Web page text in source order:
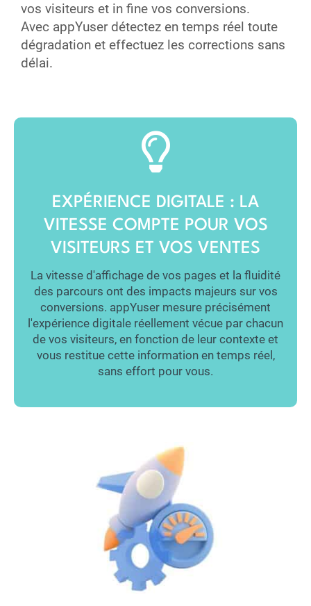
vos visiteurs et in fine vos conversions.
Avec appYuser détectez en temps réel toute
dégradation et effectuez les corrections sans
délai.
EXPÉRIENCE DIGITALE : LA
VITESSE COMPTE POUR VOS
VISITEURS ET VOS VENTES
La vitesse d'affichage de vos pages et la fluidité
des parcours ont des impacts majeurs sur vos
conversions. appYuser mesure précisément
l'expérience digitale réellement vécue par chacun
de vos visiteurs, en fonction de leur contexte et
vous restitue cette information en temps réel,
sans effort pour vous.